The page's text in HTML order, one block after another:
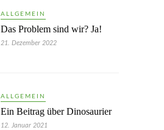
ALLGEMEIN
Das Problem sind wir? Ja!
21. Dezember 2022
ALLGEMEIN
Ein Beitrag über Dinosaurier
12. Januar 2021